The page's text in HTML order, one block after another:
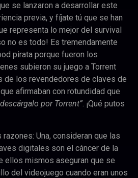
se lanzaron a desarrollar este
previa, y fíjate tú que se han
representa lo mejor del survival
no es todo! Es tremendamente
pirata porque fueron los
subieron su juego a Torrent
de los revendedores de claves de
afirmaban con rotundidad que
por Torrent”. ¡Qué putos
Una, consideran que las
digitales son el cáncer de la
ellos mismos aseguran que se
del videojuego cuando eran unos